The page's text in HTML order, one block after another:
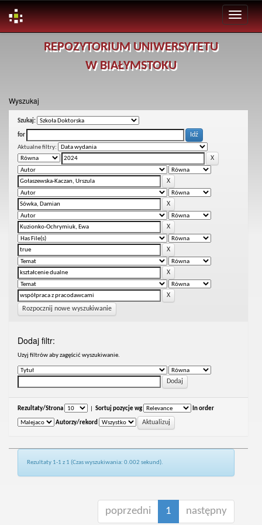
REPOZYTORIUM UNIWERSYTETU
W BIAŁYMSTOKU
Wyszukaj
Szukaj:
for
Aktualne filtry:
Rozpocznij nowe wyszukiwanie
Dodaj filtr:
Uzyj filtrów aby zagęścić wyszukiwanie.
Rezultaty/Strona Sortuj pozycje wg In order
Autorzy/rekord
Rezultaty 1-1 z 1 (Czas wyszukiwania: 0.002 sekund).
poprzedni 1 następny